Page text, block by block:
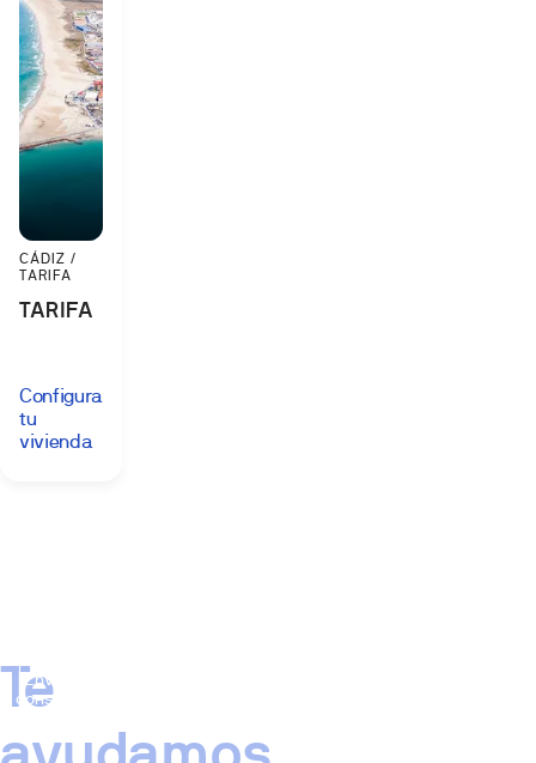
CÁDIZ /
TARIFA
TARIFA
Configura
tu
vivienda
Te
Enviar
consulta